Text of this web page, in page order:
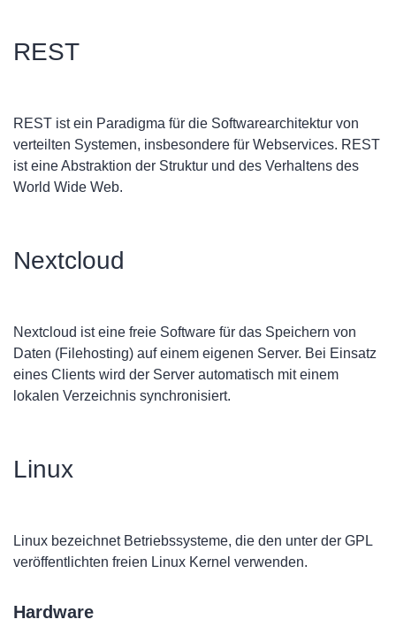
REST
REST ist ein Paradigma für die Softwarearchitektur von
verteilten Systemen, insbesondere für Webservices. REST
ist eine Abstraktion der Struktur und des Verhaltens des
World Wide Web.
Nextcloud
Nextcloud ist eine freie Software für das Speichern von
Daten (Filehosting) auf einem eigenen Server. Bei Einsatz
eines Clients wird der Server automatisch mit einem
lokalen Verzeichnis synchronisiert.
Linux
Linux bezeichnet Betriebssysteme, die den unter der GPL
veröffentlichten freien Linux Kernel verwenden.
Hardware